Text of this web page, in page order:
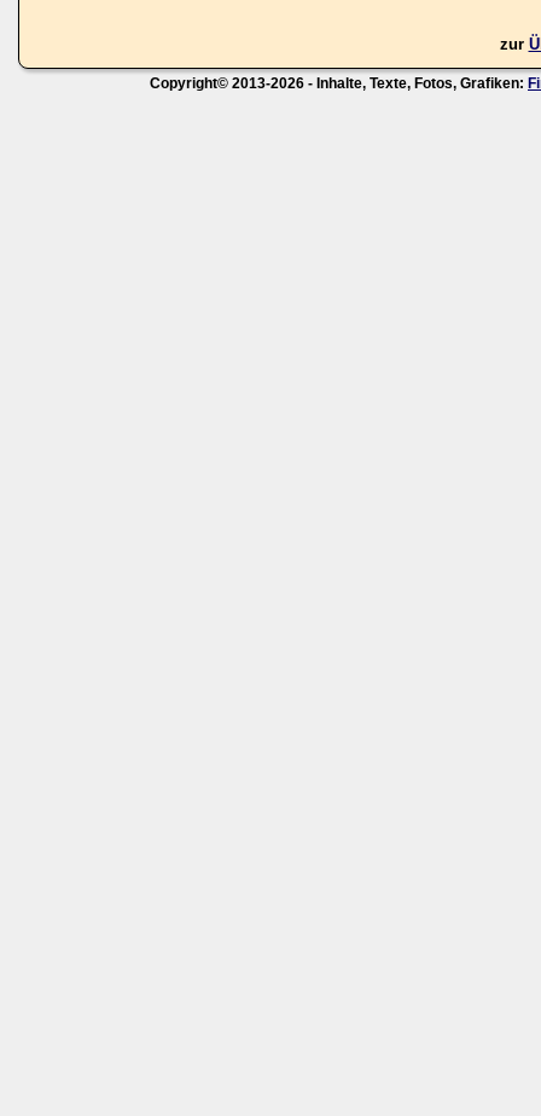
zur
Copyright© 2013-2026 - Inhalte, Texte, Fotos, Grafiken: